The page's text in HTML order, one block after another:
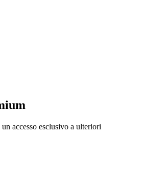
accesso esclusivo a ulteriori